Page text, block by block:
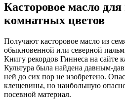
Касторовое масло
комнатных цветов
Получают касторовое масло из
обыкновенной или северной
Книгу рекордов Гиннеса на сайте
Культура была найдена давным-
ней до сих пор не изобретено.
клещевины, но наибольшую
посевной материал.